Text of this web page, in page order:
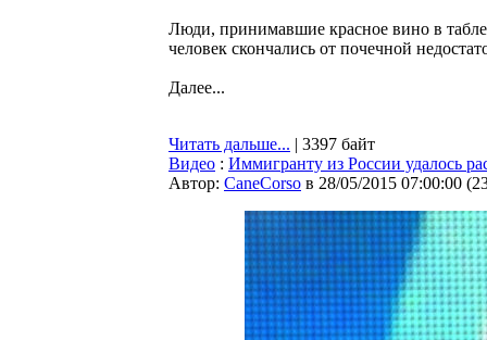
Люди, принимавшие красное вино в
человек скончались от почечной
Далее...
Читать дальше... | 3397 байт
Видео : Иммигранту из России удалось
Автор: CaneCorso в 28/05/2015 07:00:00 (